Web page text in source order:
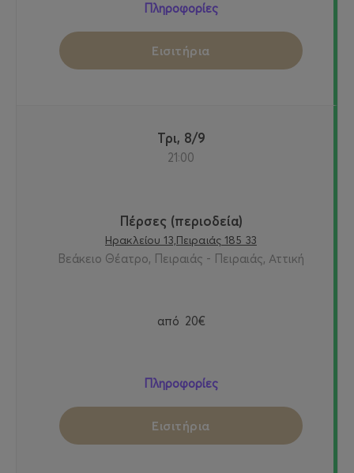
Πληροφορίες
Εισιτήρια
Τρι, 8/9
21:00
Πέρσες (περιοδεία)
Ηρακλείου 13,Πειραιάς 185 33
Βεάκειο Θέατρο, Πειραιάς - Πειραιάς, Αττική
από 20€
Πληροφορίες
Εισιτήρια